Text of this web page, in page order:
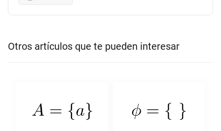
Otros artículos que te pueden interesar